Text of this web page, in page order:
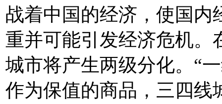
战着中国的经济，使国内
重并可能引发经济危机。
城市将产生两级分化。“
作为保值的商品，三四线